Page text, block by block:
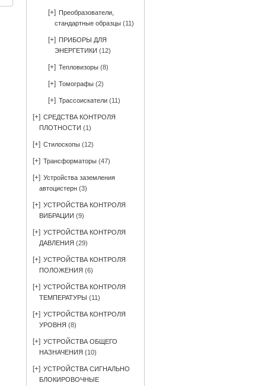
[+] Преобразователи,
стандартные образцы (11)
[+] ПРИБОРЫ ДЛЯ
ЭНЕРГЕТИКИ (12)
[+] Тепловизоры (8)
[+] Томографы (2)
[+] Трассоискатели (11)
[+] СРЕДСТВА КОНТРОЛЯ
ПЛОТНОСТИ (1)
[+] Стилоскопы (12)
[+] Трансформаторы (47)
[+] Устройства заземления
автоцистерн (3)
[+] УСТРОЙСТВА КОНТРОЛЯ
ВИБРАЦИИ (9)
[+] УСТРОЙСТВА КОНТРОЛЯ
ДАВЛЕНИЯ (29)
[+] УСТРОЙСТВА КОНТРОЛЯ
ПОЛОЖЕНИЯ (6)
[+] УСТРОЙСТВА КОНТРОЛЯ
ТЕМПЕРАТУРЫ (11)
[+] УСТРОЙСТВА КОНТРОЛЯ
УРОВНЯ (8)
[+] УСТРОЙСТВА ОБЩЕГО
НАЗНАЧЕНИЯ (10)
[+] УСТРОЙСТВА СИГНАЛЬНО
БЛОКИРОВОЧНЫЕ